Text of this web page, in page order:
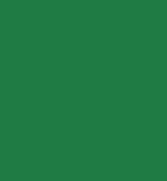
- Группа край -